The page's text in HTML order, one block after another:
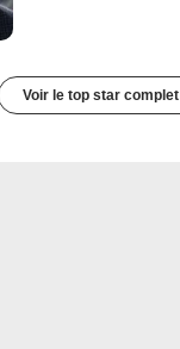
Voir le top star complet